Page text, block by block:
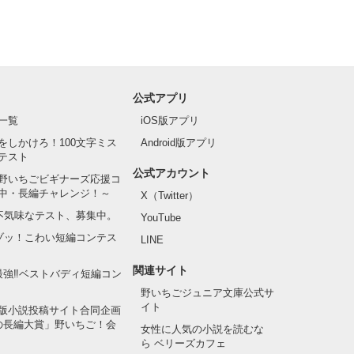
覧
しかけろ！100文字ミス
スト
いちごビギナーズ応援コ
・長編チャレンジ！～
味なテスト、募集中。
ッ！こわい短編コンテス
強‼ベストバディ短編コン
小説投稿サイト合同企画
長編大賞」野いちご！会
公式アプリ
iOS版アプリ
Android版アプリ
公式アカウント
X（Twitter）
YouTube
LINE
関連サイト
野いちごジュニア文庫公式サ
イト
女性に人気の小説を読むな
ら ベリーズカフェ